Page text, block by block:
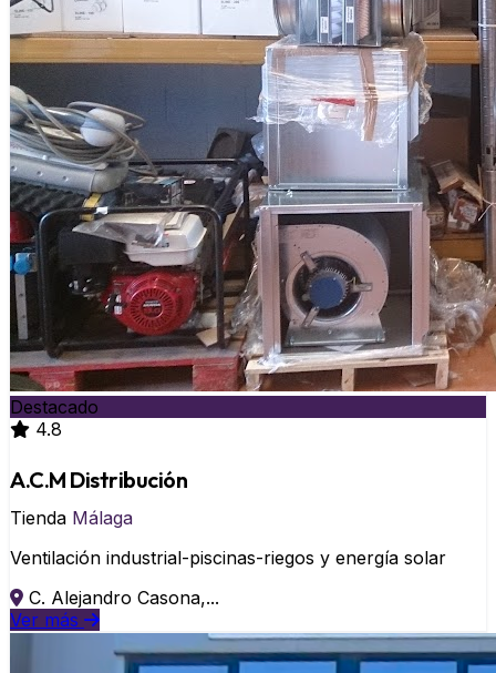
Destacado
4.8
A.C.M Distribución
Tienda Málaga
Ventilación industrial-piscinas-riegos y energía solar
C. Alejandro Casona,...
Ver más